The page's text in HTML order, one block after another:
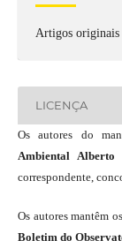
Artigos originais
LICENÇA
Os autores do
Ambiental Alberto
correspondente,
Os autores mantêm
Boletim do